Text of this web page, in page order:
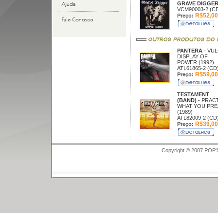
GRAVE
VCM90003-2
Preço: R$52,00
PANTERA -
DISPLAY OF
POWER (1992)
ATL61865-2
Preço: R$59,00
TESTAMENT
(BAND) -
WHAT YOU
(1989)
ATL82009-2
Preço: R$39,00
Copyright © 2007